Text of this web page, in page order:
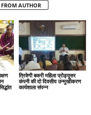
FROM AUTHOR
त्रिवेणी बकरी महिला प्रोड्यूसर
कंपनी की दो दिवसीय उन्मुखीकरण
कार्यशाला संपन्न